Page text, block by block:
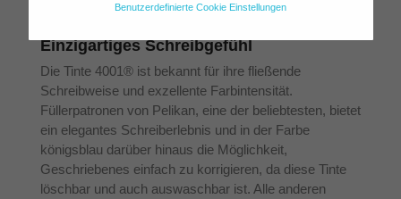
Benutzerdefinierte Cookie Einstellungen
für die Pelikan bekannt ist.
Einzigartiges Schreibgefühl
Die Tinte 4001® ist bekannt für ihre fließende
Schreibweise und exzellente Farbintensität.
Füllerpatronen von Pelikan, eine der beliebtesten, bietet
ein elegantes Schreiberlebnis und in der Farbe
königsblau darüber hinaus die Möglichkeit,
Geschriebenes einfach zu korrigieren, da diese Tinte
löschbar und auch auswaschbar ist. Alle anderen